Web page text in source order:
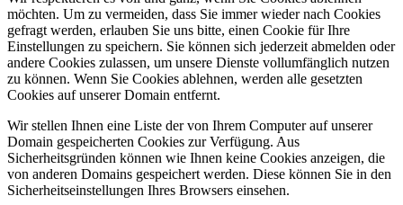
möchten. Um zu vermeiden, dass Sie immer wieder nach Cookies
gefragt werden, erlauben Sie uns bitte, einen Cookie für Ihre
Einstellungen zu speichern. Sie können sich jederzeit abmelden oder
andere Cookies zulassen, um unsere Dienste vollumfänglich nutzen
zu können. Wenn Sie Cookies ablehnen, werden alle gesetzten
Cookies auf unserer Domain entfernt.
Wir stellen Ihnen eine Liste der von Ihrem Computer auf unserer
Domain gespeicherten Cookies zur Verfügung. Aus
Sicherheitsgründen können wie Ihnen keine Cookies anzeigen, die
von anderen Domains gespeichert werden. Diese können Sie in den
Sicherheitseinstellungen Ihres Browsers einsehen.